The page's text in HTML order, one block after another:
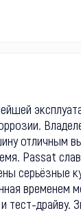
отличным
Passat
серьёзные
временем
тест-драйву.